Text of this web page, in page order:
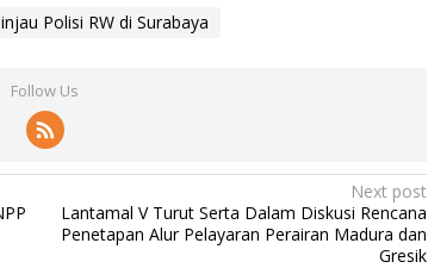
Polisi RW di Surabaya
Follow Us
Next post
Lantamal V Turut Serta Dalam Diskusi Rencana
Penetapan Alur Pelayaran Perairan Madura dan
Gresik